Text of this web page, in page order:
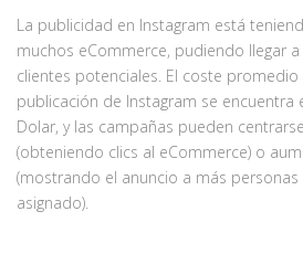
La publicidad en Instagram está
muchos eCommerce, pudiendo llegar
clientes potenciales. El coste
publicación de Instagram se encuentra
Dolar, y las campañas pueden
(obteniendo clics al eCommerce) o
(mostrando el anuncio a más
asignado).